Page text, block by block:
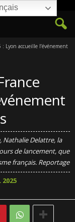
Culture
Lyon accueille l’événement
Nathalie Delattre, la
de lancement, que
français. Reportage
2025